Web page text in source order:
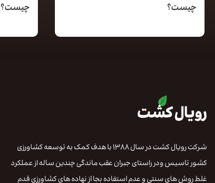
چیست؟
چیست؟
شرکت رویال کشت در سال ۱۳۸۸ با هدف کمک به توسعه کشاورزی
کشور تاسیس ودر راستای جبران عقب ماندگی چندین ساله از عملکرد
غلط روش های سنتی و عدم استفاده بجا از نهاده های کشاورزی قدم